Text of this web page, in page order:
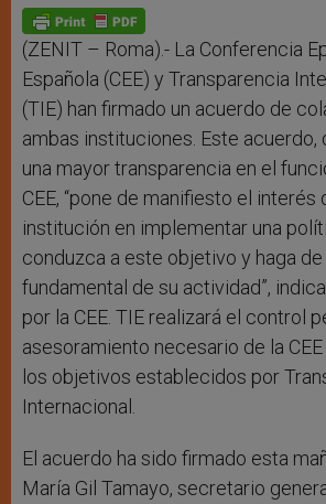
p
p
g
e
o
k
(ZENIT – Roma).- La Conferencia
Española (CEE) y Transparencia
(TIE) han firmado un acuerdo de
ambas instituciones. Este acuerdo,
una mayor transparencia en el
CEE, “pone de manifiesto el interés
institución en implementar una
conduzca a este objetivo y haga
fundamental de su actividad”,
por la CEE. TIE realizará el control
asesoramiento necesario de la
los objetivos establecidos por
Internacional.
El acuerdo ha sido firmado esta
María Gil Tamayo, secretario